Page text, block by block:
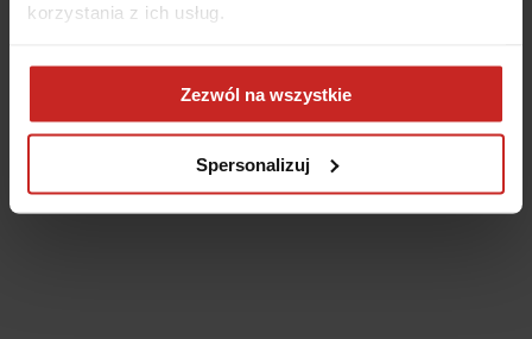
korzystania z ich usług.
Zezwól na wszystkie
Spersonalizuj
browser console for more information)